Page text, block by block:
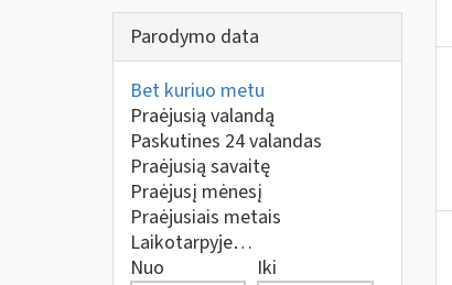
Parodymo data
Bet kuriuo metu
Praėjusią valandą
Paskutines 24 valandas
Praėjusią savaitę
Praėjusį mėnesį
Praėjusiais metais
Laikotarpyje…
Nuo
Iki